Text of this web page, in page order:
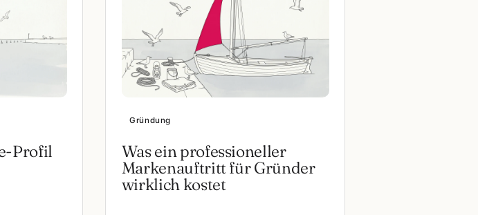
Profil
Gründung
Was ein professioneller
Markenauftritt für Gründer
wirklich kostet